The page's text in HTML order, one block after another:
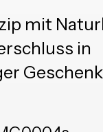
mit
in